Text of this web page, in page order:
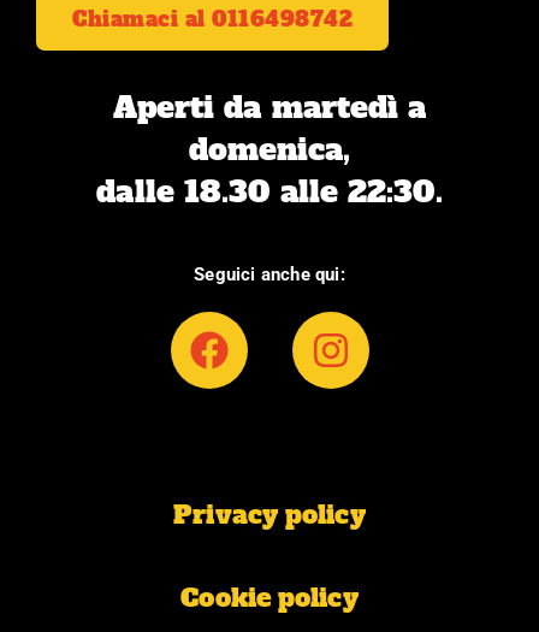
Chiamaci al 0116498742
Aperti da martedì a
domenica,
dalle 18.30 alle 22:30.
Seguici anche qui:
F
a
o
k
I
n
g
a
Privacy policy
Cookie policy